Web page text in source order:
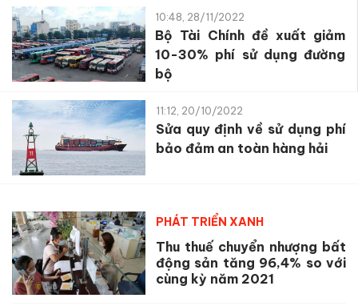
10:48, 28/11/2022
Bộ Tài Chính đề xuất giảm
10-30% phí sử dụng đường
bộ
11:12, 20/10/2022
Sửa quy định về sử dụng phí
bảo đảm an toàn hàng hải
PHÁT TRIỂN XANH
Thu thuế chuyển nhượng bất
động sản tăng 96,4% so với
cùng kỳ năm 2021